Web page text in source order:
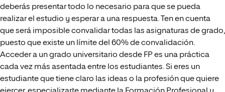
deberás presentar todo lo necesario para que se pueda
realizar el estudio y esperar a una respuesta. Ten en cuenta
que será imposible convalidar todas las asignaturas de grado,
puesto que existe un límite del 60% de convalidación.
Acceder a un grado universitario desde FP es una práctica
cada vez más asentada entre los estudiantes. Si eres un
estudiante que tiene claro las ideas o la profesión que quiere